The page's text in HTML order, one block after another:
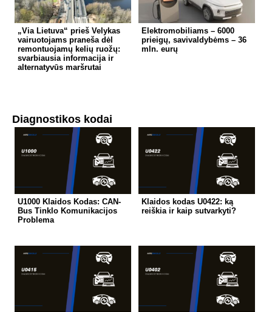
„Via Lietuva“ prieš Velykas
vairuotojams praneša dėl
remontuojamų kelių ruožų:
svarbiausia informacija ir
alternatyvūs maršrutai
Elektromobiliams – 6000
prieigų, savivaldybėms – 36
mln. eurų
Diagnostikos kodai
U1000 Klaidos Kodas: CAN-
Bus Tinklo Komunikacijos
Problema
Klaidos kodas U0422: ką
reiškia ir kaip sutvarkyti?